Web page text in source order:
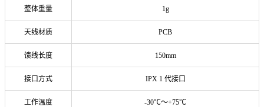
整体重量 1g
天线材质 PCB
馈线长度 150mm
接口方式 IPX 1 代接口
工作温度 -30℃～+75℃